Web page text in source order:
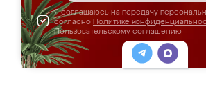
Я соглашаюсь на передачу
согласно Политике
Пользовательскому соглашению